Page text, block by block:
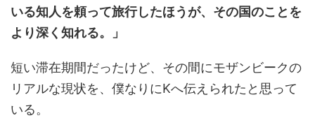
いる知人を頼って旅行したほうが、その国のことを
より深く知れる。」
短い滞在期間だったけど、その間にモザンビークの
リアルな現状を、僕なりにKへ伝えられたと思って
いる。